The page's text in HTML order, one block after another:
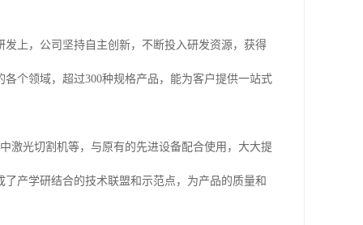
上，公司坚持自主创新，不断投入研发资源，获得
个领域，超过300种规格产品，能为客户提供一站式
激光切割机等，与原有的先进设备配合使用，大大提
产学研结合的技术联盟和示范点，为产品的质量和